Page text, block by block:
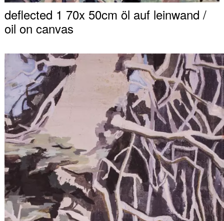
deflected 1 70x 50cm öl auf leinwand /
oil on canvas